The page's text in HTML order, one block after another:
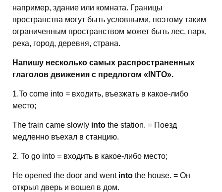
например, здание или комната. Границы
пространства могут быть условными, поэтому таким
ограниченным пространством может быть лес, парк,
река, город, деревня, страна.
Напишу несколько самых распространенных
глаголов движения с предлогом «INTO».
1.To come into = входить, въезжать в какое-либо
место;
The train came slowly into the station. = Поезд
медленно въехал в станцию.
2. To go into = входить в какое-либо место;
He opened the door and went into the house. = Он
открыл дверь и вошел в дом.